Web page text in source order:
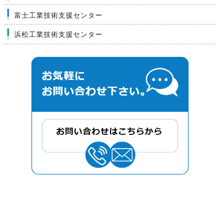
富士工業技術支援センター
浜松工業技術支援センター